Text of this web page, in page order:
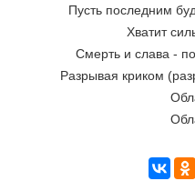
Пусть последним
Хватит
Смерть и слава -
Разрывая криком